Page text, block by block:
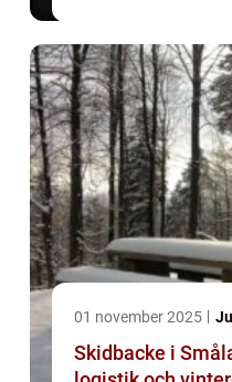
01 november 2025
Skidbacke i